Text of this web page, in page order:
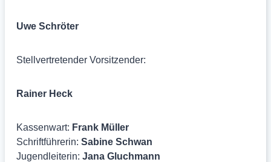
Uwe Schröter
Stellvertretender Vorsitzender:
Rainer Heck
Kassenwart: Frank Müller
Schriftführerin:Sabine Schwan
Jugendleiterin:Jana Gluchmann